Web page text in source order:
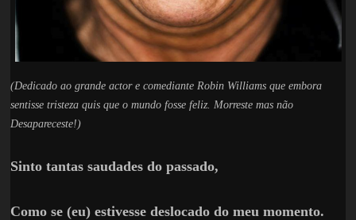
(Dedicado ao grande actor e comediante Robin Williams que embora
sentisse tristeza quis que o mundo fosse feliz. Morreste mas não
Desapareceste!)
Sinto tantas saudades do passado,
Como se (eu) estivesse deslocado do meu momento.